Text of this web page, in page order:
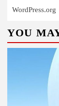
WordPress.org
YOU